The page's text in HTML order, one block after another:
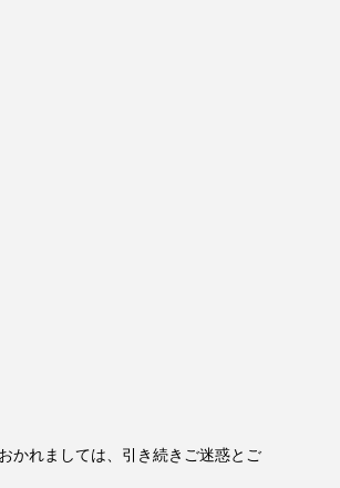
かれましては、引き続きご迷惑とご